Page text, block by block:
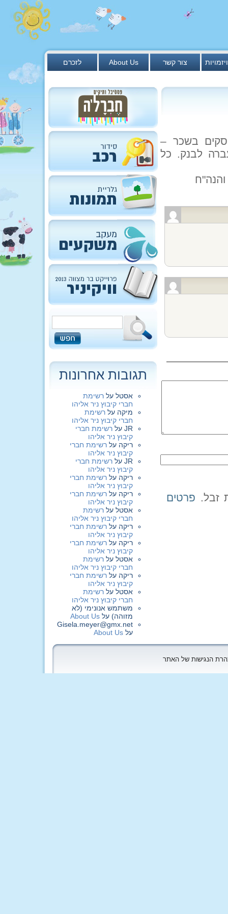
לזכרם About Us צור קשר
בשכר –
לבנק. כל
פרטים
תגובות אחרונות
אסטל על רשימת
חברי קיבוץ ניר אליהו
מיקה על רשימת
חברי קיבוץ ניר אליהו
JR על רשימת חברי
קיבוץ ניר אליהו
ריקה על רשימת חברי
קיבוץ ניר אליהו
JR על רשימת חברי
קיבוץ ניר אליהו
ריקה על רשימת חברי
קיבוץ ניר אליהו
ריקה על רשימת חברי
קיבוץ ניר אליהו
אסטל על רשימת
חברי קיבוץ ניר אליהו
ריקה על רשימת חברי
קיבוץ ניר אליהו
ריקה על רשימת חברי
קיבוץ ניר אליהו
אסטל על רשימת
חברי קיבוץ ניר אליהו
ריקה על רשימת חברי
קיבוץ ניר אליהו
אסטל על רשימת
חברי קיבוץ ניר אליהו
משתמש אנונימי (לא
מזוהה) על About Us
Gisela.meyer@gmx.net
על About Us
הנגישות של האתר